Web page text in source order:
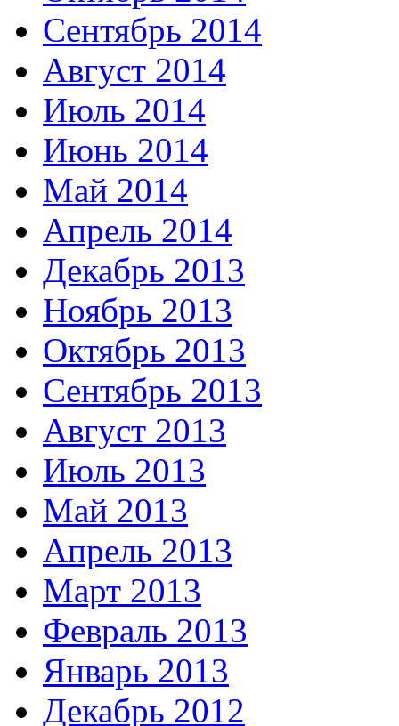
Сентябрь 2014
Август 2014
Июль 2014
Июнь 2014
Май 2014
Апрель 2014
Декабрь 2013
Ноябрь 2013
Октябрь 2013
Сентябрь 2013
Август 2013
Июль 2013
Май 2013
Апрель 2013
Март 2013
Февраль 2013
Январь 2013
Декабрь 2012